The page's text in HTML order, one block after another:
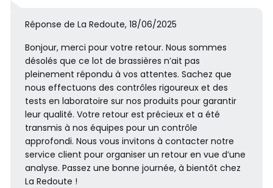
Réponse de La Redoute, 18/06/2025
Bonjour, merci pour votre retour. Nous sommes
désolés que ce lot de brassières n’ait pas
pleinement répondu à vos attentes. Sachez que
nous effectuons des contrôles rigoureux et des
tests en laboratoire sur nos produits pour garantir
leur qualité. Votre retour est précieux et a été
transmis à nos équipes pour un contrôle
approfondi. Nous vous invitons à contacter notre
service client pour organiser un retour en vue d’une
analyse. Passez une bonne journée, à bientôt chez
La Redoute !